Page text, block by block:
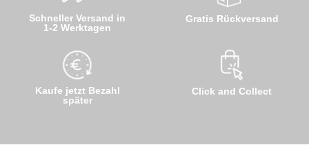
Schneller Versand in
1-2 Werktagen
Kaufe jetzt Bezahl
später
Gratis Rückversand
Click and Collect